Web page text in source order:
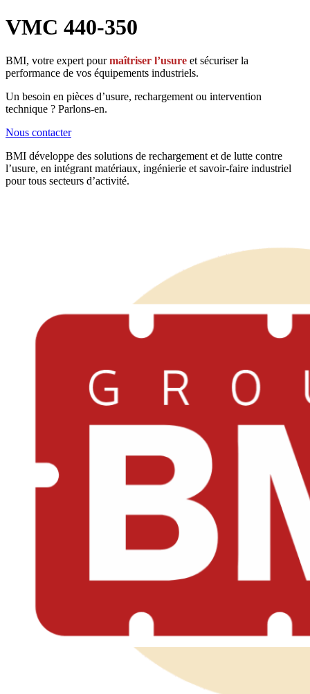
VMC 440-350
BMI, votre expert pourmaîtriser l’usure et sécuriser la
performance de vos équipements industriels.
Un besoin en pièces d’usure, rechargement ou intervention
technique ? Parlons-en.
Nous contacter
BMI développe des solutions de rechargement et de lutte contre
l’usure, en intégrant matériaux, ingénierie et savoir-faire industriel
pour tous secteurs d’activité.